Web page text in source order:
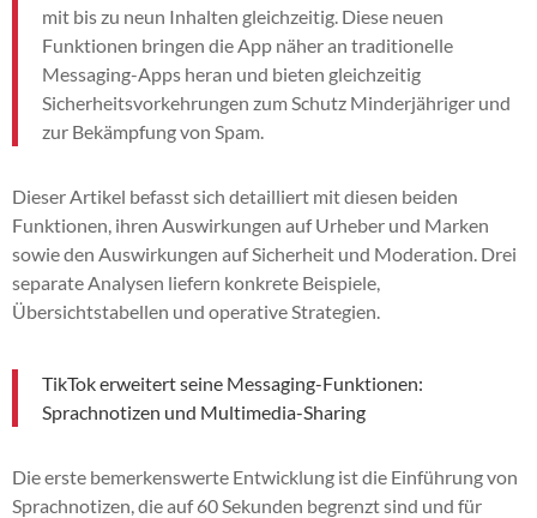
mit bis zu neun Inhalten gleichzeitig. Diese neuen
Funktionen bringen die App näher an traditionelle
Messaging-Apps heran und bieten gleichzeitig
Sicherheitsvorkehrungen zum Schutz Minderjähriger und
zur Bekämpfung von Spam.
Dieser Artikel befasst sich detailliert mit diesen beiden
Funktionen, ihren Auswirkungen auf Urheber und Marken
sowie den Auswirkungen auf Sicherheit und Moderation. Drei
separate Analysen liefern konkrete Beispiele,
Übersichtstabellen und operative Strategien.
TikTok erweitert seine Messaging-Funktionen:
Sprachnotizen und Multimedia-Sharing
Die erste bemerkenswerte Entwicklung ist die Einführung von
Sprachnotizen, die auf 60 Sekunden begrenzt sind und für